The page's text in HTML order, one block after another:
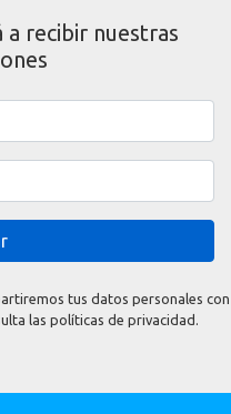
a recibir nuestras
tus datos personales con
las políticas de privacidad.